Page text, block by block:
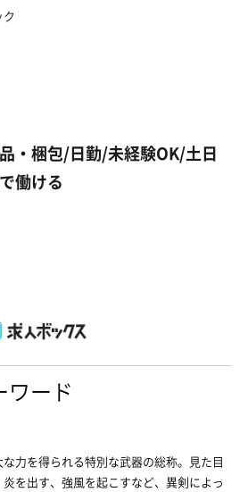
・梱包/日勤/未経験OK/土日
働ける
ワード
力を得られる特別な武器の総称。見た目
を出す、強風を起こすなど、異剣によっ